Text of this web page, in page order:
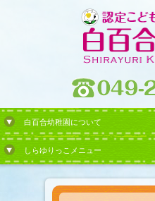
白百合幼稚園について
しらゆりっこメニュー